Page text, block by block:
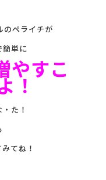
のペライチが
簡単に
やすこ
！
た！
てね！